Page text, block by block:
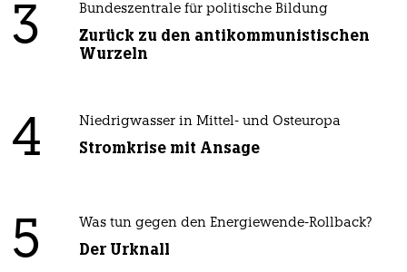
3 Bundeszentrale für politische Bildung
Zurück zu den antikommunistischen
Wurzeln
4 Niedrigwasser in Mittel- und Osteuropa
Stromkrise mit Ansage
5 Was tun gegen den Energiewende-Rollback?
Der Urknall